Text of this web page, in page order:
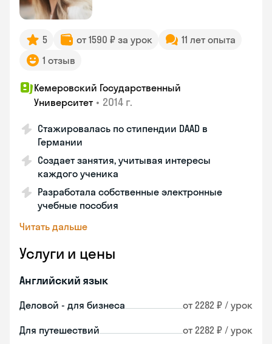
5 от 1590 ₽ за урок
11 лет опыта
1 отзыв
Кемеровский Государственный
Университет • 2014 г.
Стажировалась по стипендии DAAD в
Германии
Создает занятия, учитывая интересы
каждого ученика
Разработала собственные электронные
учебные пособия
Читать дальше
Услуги и цены
Английский язык
Деловой - для бизнеса от 2282 ₽ / урок
Для путешествий от 2282 ₽ / урок